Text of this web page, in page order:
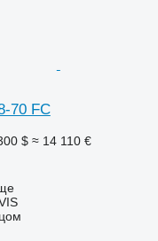
70 FC
$ ≈ 14 110 €